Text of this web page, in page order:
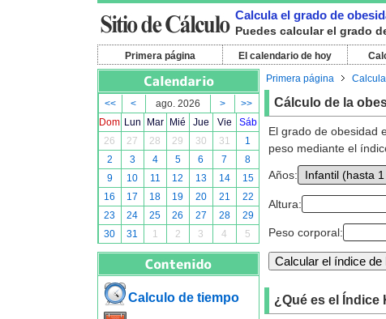
Calcula el grado de
Puedes calcular el grado
Primera página El calendario de hoy
<< < ago. 2026 >
>>
Dom Lun Mar Mié Jue Vie
Sáb
26
27 28 29 30 31
1
2
3 4 5 6 7
8
9
10 11 12 13 14
15
16
17 18 19 20 21
22
23
24 25 26 27 28
29
30
31 1 2 3 4 5
Calculo de tiempo
Primera página
Cálculo de la
El grado de obesidad
peso mediante el
Años:
Altura:
Peso corporal:
¿Qué es el Índice